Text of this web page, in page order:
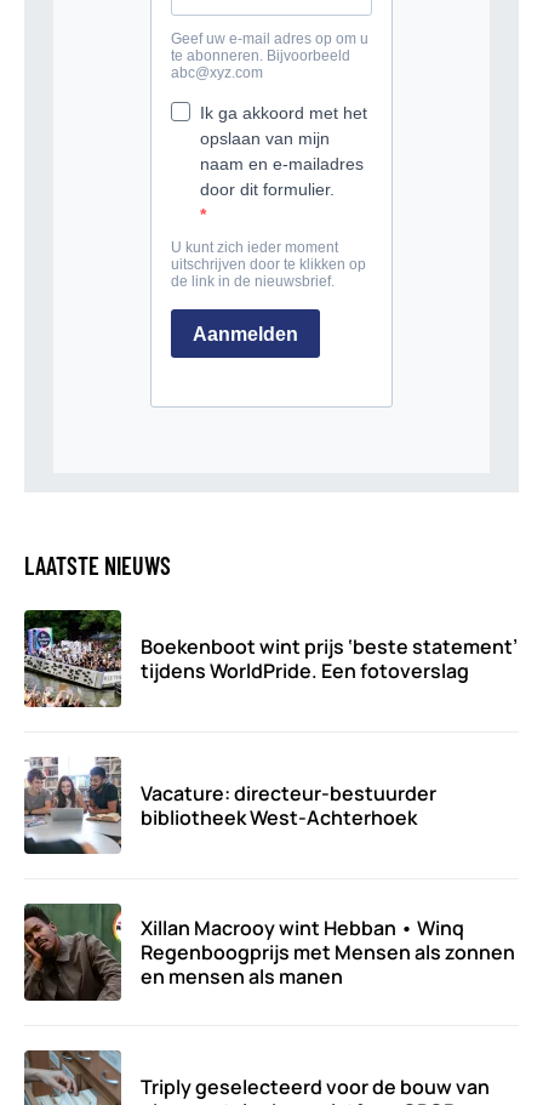
LAATSTE NIEUWS
Boekenboot wint prijs ‘beste statement’
tijdens WorldPride. Een fotoverslag
Vacature: directeur-bestuurder
bibliotheek West-Achterhoek
Xillan Macrooy wint Hebban • Winq
Regenboogprijs met Mensen als zonnen
en mensen als manen
Triply geselecteerd voor de bouw van